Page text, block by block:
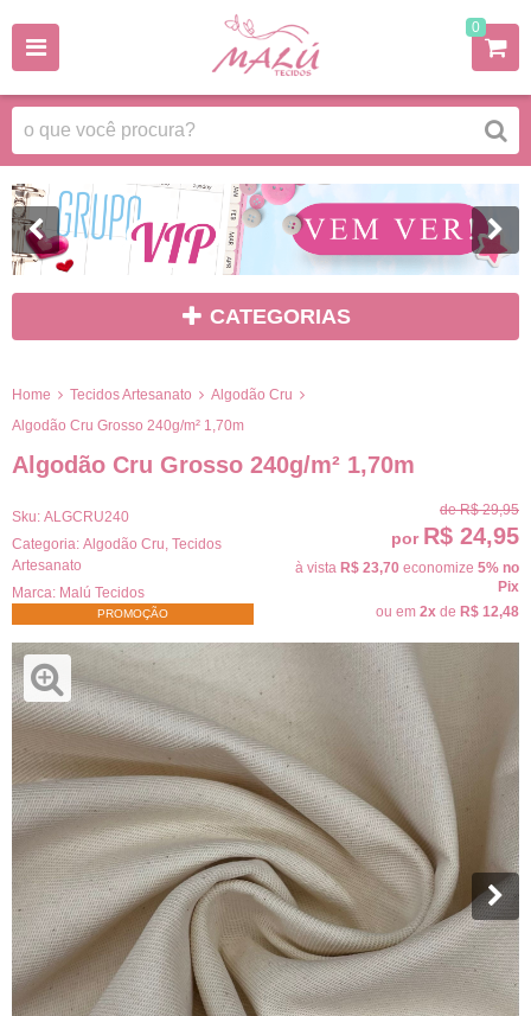
0
CATEGORIAS
Home Tecidos Artesanato
Algodão Cru
Algodão Cru Grosso 240g/m² 1,70m
Algodão Cru Grosso 240g/m² 1,70m
Sku: ALGCRU240
Categoria: Algodão Cru Tecidos
Artesanato
Marca: Malú Tecidos
PROMOÇÃO
de R$ 29,95
por R$ 24,95
à vista R$ 23,70 economize 5% no
Pix
ou em 2x de R$ 12,48